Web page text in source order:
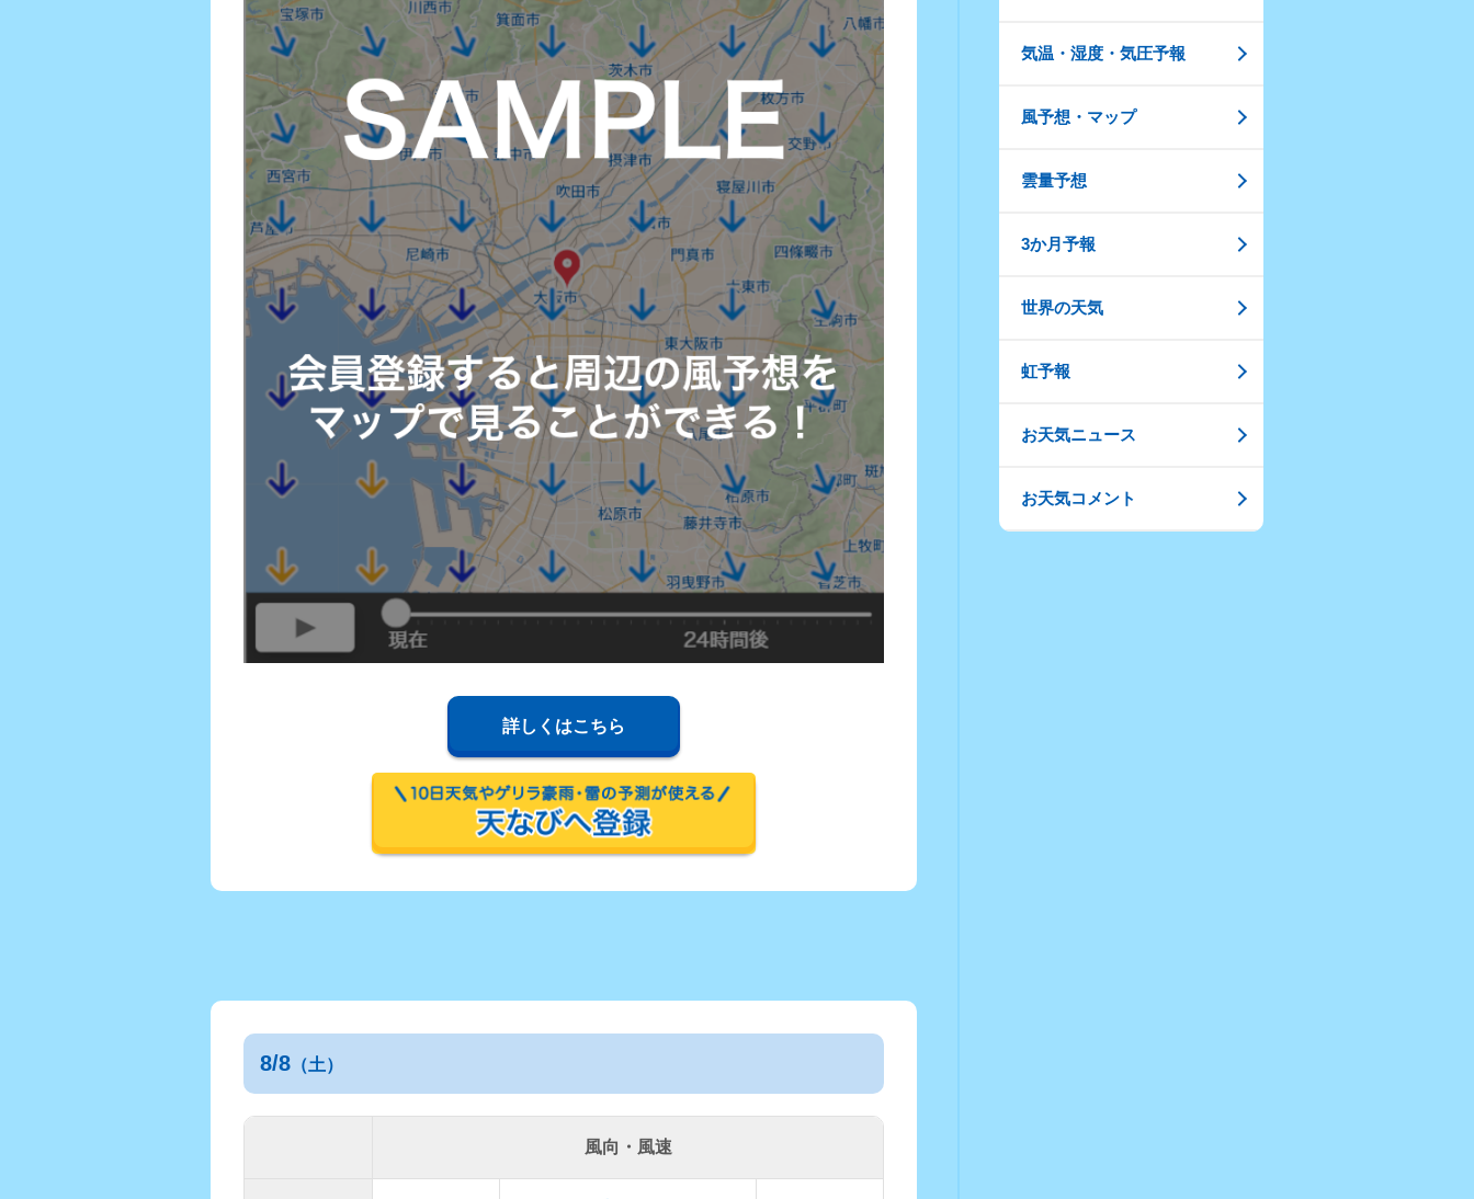
詳しくはこちら
8/8 （土）
風向・風速
気温・湿度・気圧予報
風予想・マップ
雲量予想
3か月予報
世界の天気
虹予報
お天気ニュース
お天気コメント